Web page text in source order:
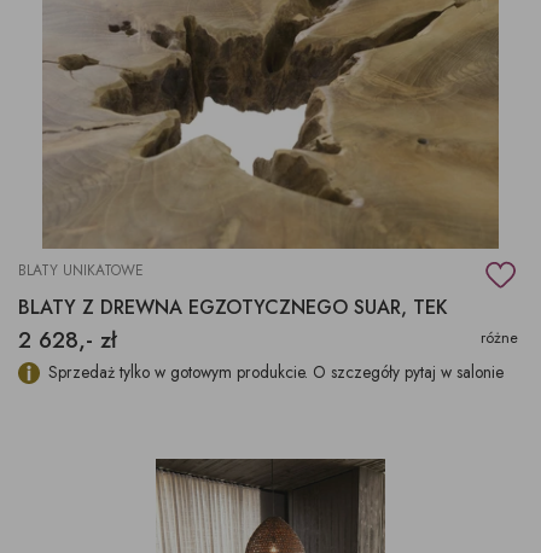
BLATY UNIKATOWE
BLATY Z DREWNA EGZOTYCZNEGO SUAR, TEK
2 628,- zł różne
Sprzedaż tylko w gotowym produkcie. O szczegóły pytaj w salonie